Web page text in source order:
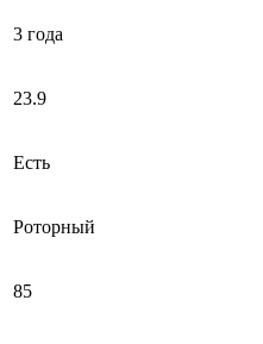
3 года
23.9
Есть
Роторный
85